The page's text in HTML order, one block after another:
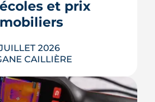
concrets pour r...
L'ARTICLE
et prix
2026
CAILLIÈRE